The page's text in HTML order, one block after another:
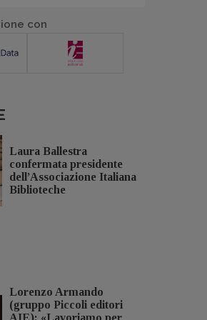
con
Laura Ballestra
confermata presidente
dell’Associazione Italiana
Biblioteche
Lorenzo Armando
(gruppo Piccoli editori
AIE): «Lavoriamo per